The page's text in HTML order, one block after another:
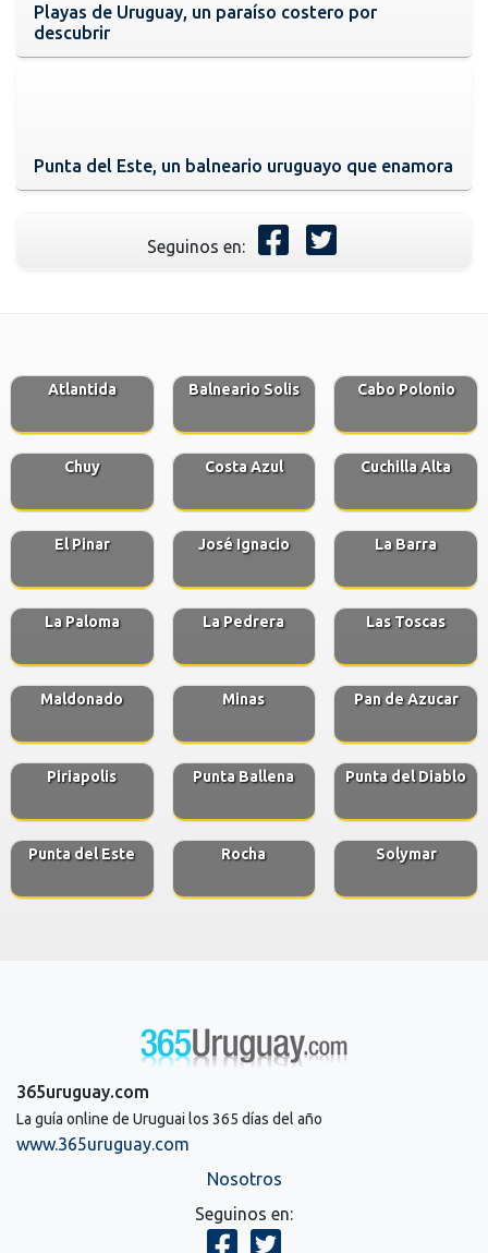
Playas de Uruguay, un paraíso costero por
descubrir
Punta del Este, un balneario uruguayo que enamora
Seguinos en:
Atlantida Balneario Solis Cabo Polonio
Chuy Costa Azul Cuchilla Alta
El Pinar José Ignacio La Barra
La Paloma La Pedrera Las Toscas
Maldonado Minas Pan de Azucar
Piriapolis Punta Ballena Punta del Diablo
Punta del Este Rocha Solymar
365uruguay.com
La guía online de Uruguai los 365 días del año
www.365uruguay.com
Nosotros
Seguinos en: